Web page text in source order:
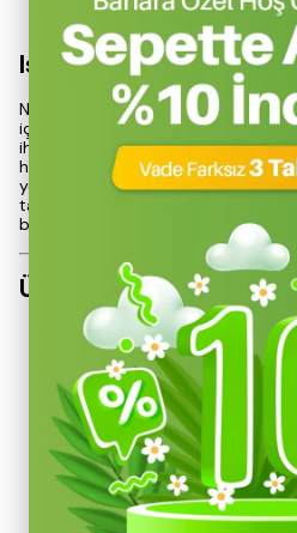
Isıtma ve Yemek
Nurgaz Kuzineli Şömine, açık hava
için mükemmel bir çözüm sunarak,
ihtiyaçlarınızı karşılamak üzere
hem soba hem de fırın olarak
yemekler hazırlamanıza olanak
taşınabilirliği sayesinde kamp ve
bir kullanım sağlar.
Ürün Özellikleri
Çift Fonksiyon: Isıtma ve
arada sunar.
Hızlı Isıtma: Çelik sac
sağlar.
Termostat Gösterge
:
termostat.
Katlanabilir Ayaklar
:
tasarlanmıştır.
Parçaların Saklanabilirliği:
içerisine yerleştirilebilir.